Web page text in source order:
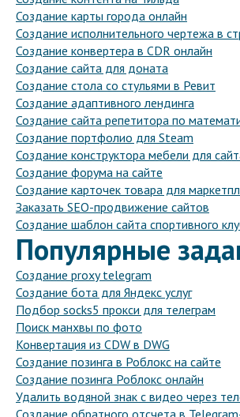
Создание карты города онлайн
Создание исполнительного чертежа в
Создание конвертера в CDR онлайн
Создание сайта для доната
Создание стола со стульями в Ревит
Создание адаптивного лендинга
Создание сайта репетитора по
Создание портфолио для Steam
Создание конструктора мебели для
Создание форума на сайте
Создание карточек товара для
Заказать SEO-продвижение сайтов
Создание шаблон сайта спортивного
Популярные
Создание proxy telegram
Создание бота для Яндекс услуг
Подбор socks5 прокси для телеграм
Поиск манхвы по фото
Конвертация из CDW в DWG
Создание позинга в Роблокс на сайте
Создание позинга Роблокс онлайн
Удалить водяной знак с видео через